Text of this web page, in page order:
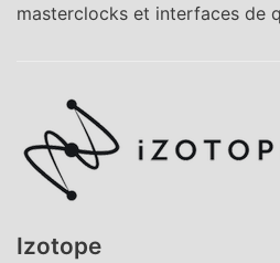
masterclocks et interfaces de
Izotope